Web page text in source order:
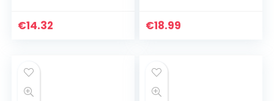
winter elektrische
€14.32
Brandstofbrander
€18.99